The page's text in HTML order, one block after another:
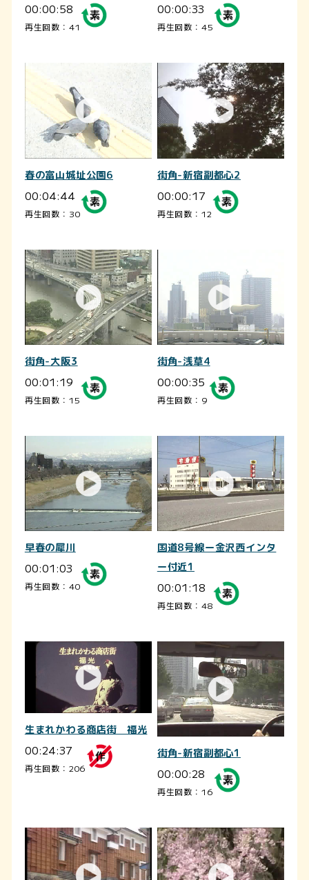
00:00:58
再生回数：41
00:00:33
再生回数：45
春の富山城址公園6
00:04:44
再生回数：30
街角-新宿副都心2
00:00:17
再生回数：12
街角-大阪3
00:01:19
再生回数：15
街角-浅草4
00:00:35
再生回数：9
早春の犀川
00:01:03
再生回数：40
国道8号線ー金沢西インタ
ー付近1
00:01:18
再生回数：48
生まれかわる商店街 福光
00:24:37
再生回数：206
街角-新宿副都心1
00:00:28
再生回数：16